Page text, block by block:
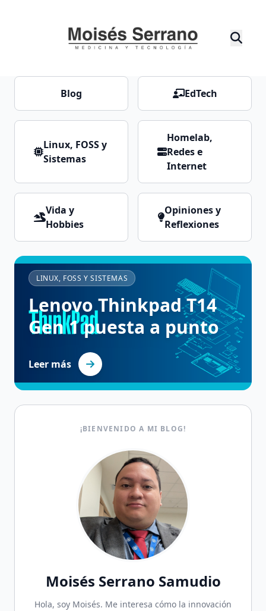
Blog EdTech
Linux, FOSS y
Sistemas
Homelab,
Redes e
Internet
Vida y
Hobbies
Opiniones y
Reflexiones
LINUX, FOSS Y SISTEMAS
Lenovo Thinkpad T14
Gen 1 puesta a punto
Leer más
¡BIENVENIDO A MI BLOG!
Moisés Serrano Samudio
Hola, soy Moisés. Me interesa cómo la innovación